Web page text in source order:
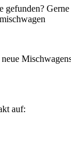
gefunden?
auf: